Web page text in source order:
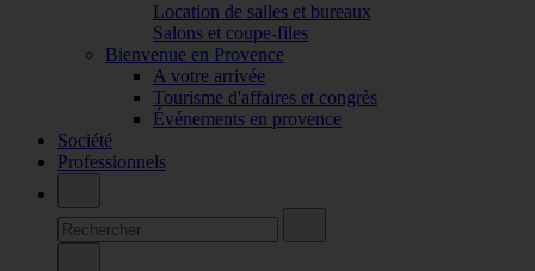
Location de salles et bureaux
Salons et coupe-files
Bienvenue en Provence
A votre arrivée
Tourisme d'affaires et congrès
Événements en provence
Société
Professionnels